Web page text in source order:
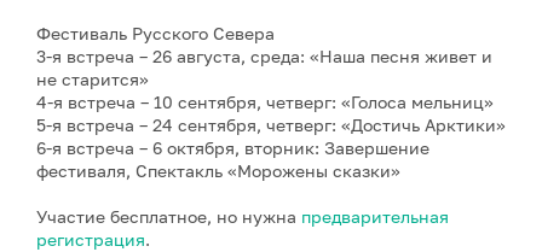
Фестиваль Русского Севера
3-я встреча – 26 августа, среда: «Наша песня живет и
не старится»
4-я встреча – 10 сентября, четверг: «Голоса мельниц»
5-я встреча – 24 сентября, четверг: «Достичь Арктики»
6-я встреча – 6 октября, вторник: Завершение
фестиваля, Спектакль «Морожены сказки»
Участие бесплатное, но нужна предварительная
регистрация.